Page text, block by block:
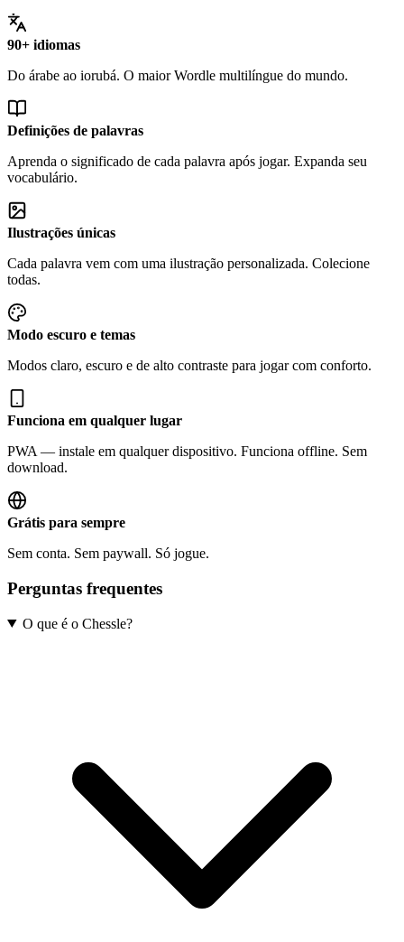
90+ idiomas
Do árabe ao iorubá. O maior Wordle multilíngue do mundo.
Definições de palavras
Aprenda o significado de cada palavra após jogar. Expanda seu
vocabulário.
Ilustrações únicas
Cada palavra vem com uma ilustração personalizada. Colecione
todas.
Modo escuro e temas
Modos claro, escuro e de alto contraste para jogar com conforto.
Funciona em qualquer lugar
PWA — instale em qualquer dispositivo. Funciona offline. Sem
download.
Grátis para sempre
Sem conta. Sem paywall. Só jogue.
Perguntas frequentes
O que é o Chessle?